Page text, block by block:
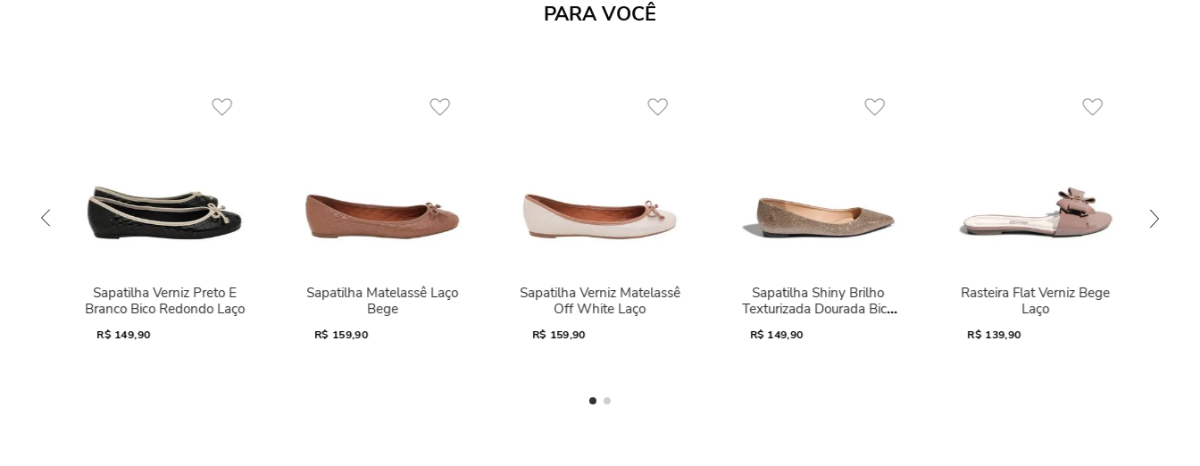
PARA VOCÊ
Sapatilha Verniz Preto E
Branco Bico Redondo Laço
R$ 149,90
Sapatilha Matelassê Laço
Bege
R$ 159,90
Sapatilha Verniz Matelassê
Off White Laço
R$ 159,90
Sapatilha Shiny Brilho
Texturizada Dourada Bico
R$ 149,90
Rasteira Flat Verniz Bege
Laço
R$ 139,90